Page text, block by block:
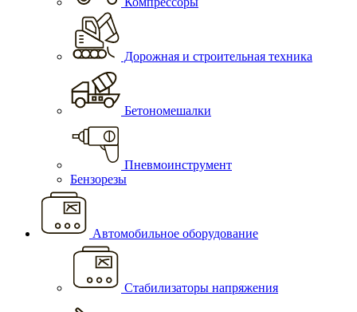
Дорожная и строительная техника
Бетономешалки
Пневмоинструмент
Бензорезы
Автомобильное оборудование
Стабилизаторы напряжения